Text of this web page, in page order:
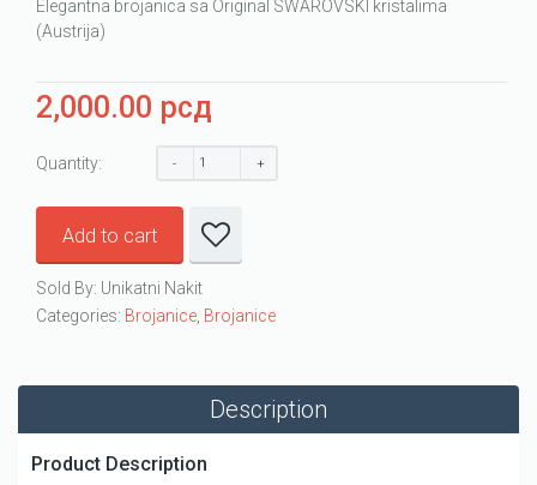
Elegantna brojanica sa Original SWAROVSKI kristalima
(Austrija)
2,000.00 рсд
Quantity:
Add to cart
Sold By: Unikatni Nakit
Categories: Brojanice Brojanice
Description
Product Description